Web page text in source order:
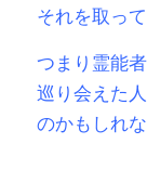
それを取って
つまり霊能
巡り会えた
のかもしれ